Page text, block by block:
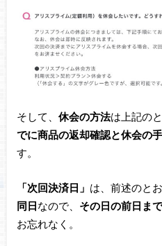
そして、 休会の方法は上記の
でに商品の返却確認と休会の手
す。
「次回決済日」 は、前述のと
同日 なので、 その日の前日ま
お忘れなく。